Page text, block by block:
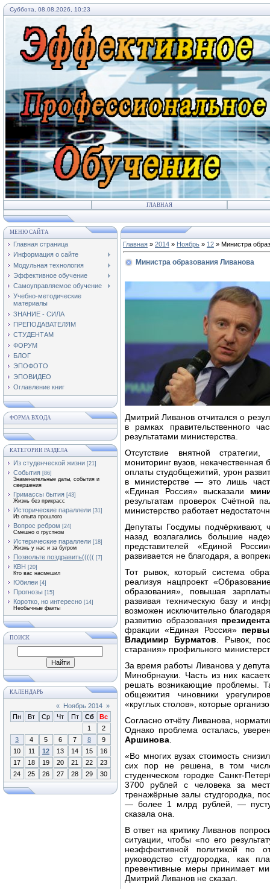
Суббота, 08.08.2026, 10:23
ГЛАВНАЯ
МЕНЮ САЙТА
Главная страница
Информация о сайте
Модульная технология
Эффективное обучение
Самоуправляемое обучение
Учебно-методические
материалы
ЗНАНИЕ - СИЛА
ПРЕПОДАВАТЕЛЯМ
СТУДЕНТАМ
ФОРУМ
БЛОГ
ЭПОФОТО
ЭПОВИДЕО
Оглавление книг
ФОРМА ВХОДА
КАТЕГОРИИ РАЗДЕЛА
Из студенческой жизни [21]
События [86]
Знаменательные даты, события и
свершения
Гримассы бытия [43]
Жизнь без прикрасс
Исторические параллели [31]
Из опыта прошлого
Вопрос ребром [24]
Смешно о грустном
Истерические параллели [18]
Жизнь у нас и за бугром
Позвольте поздравить((((( [7]
КВН [20]
Кто вас насмешил
Юбилеи [4]
Прогнозы [15]
Коротко, но интересно [14]
Необычные факты
ПОИСК
КАЛЕНДАРЬ
« Ноябрь 2014 »
Пн
Вт Ср Чт Пт Сб
Вс
1
2
3
4 5 6 7 8
9
10
11 12 13 14 15
16
17
18 19 20 21 22
23
24
25 26 27 28 29 30
Главная » 2014 » Ноябрь » 12 » Министра
Министра образования Ливанова
Дмитрий Ливанов отчитался о
в рамках правительственного
результатами министерства.
Отсутствие внятной
мониторинг вузов,
оплаты студобщежитий, урон
в министерстве — это лишь
«Единая Россия» высказали
результатам проверок Счётной
министерство работает
Депутаты Госдумы подчёркивают,
назад возлагались большие
представителей «Единой
развивается не благодаря, а
Тот рывок, который система
реализуя нацпроект
образования», повышая
развивая техническую базу и
возможен исключительно
развитию образования
фракции «Единая Россия»
Владимир Бурматов . Рывок,
старания» профильного
За время работы Ливанова у
Минобрнауки. Часть из них
решать возникающие проблемы.
общежития чиновники
«круглых столов», которые
Согласно отчёту Ливанова,
Однако проблема осталась,
Аршинова
«Во многих вузах стоимость
сих пор не решена, в том
студенческом городке Санкт-
3700 рублей с человека за
тренажёрные залы студгородка,
— более 1 млрд рублей, —
сказала она.
В ответ на критику Ливанов
ситуации, чтобы «по его
неэффективной политикой по
руководство студгородка, как
превентивные меры принимает
Дмитрий Ливанов не сказал.